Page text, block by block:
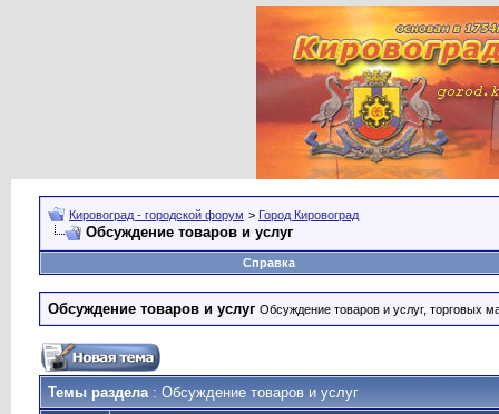
Кировоград - городской форум > Город Кировоград
Обсуждение товаров и услуг
Справка
Обсуждение товаров и услуг Обсуждение товаров и услуг, торговых
Темы раздела: Обсуждение товаров и услуг